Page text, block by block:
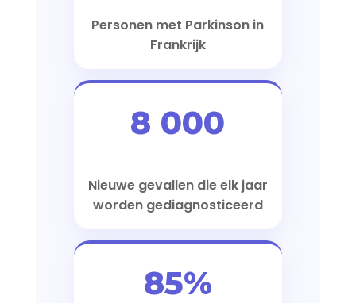
Personen met Parkinson in
Frankrijk
8 000
Nieuwe gevallen die elk jaar
worden gediagnosticeerd
85%